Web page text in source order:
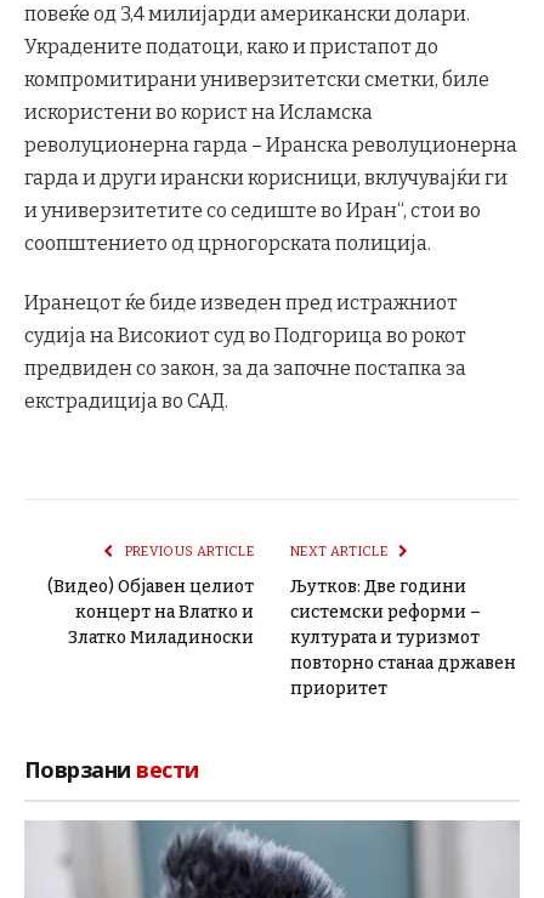
повеќе од 3,4 милијарди американски долари.
Украдените податоци, како и пристапот до
компромитирани универзитетски сметки, биле
искористени во корист на Исламска
револуционерна гарда – Иранска револуционерна
гарда и други ирански корисници, вклучувајќи ги
и универзитетите со седиште во Иран“, стои во
соопштението од црногорската полиција.
Иранецот ќе биде изведен пред истражниот
судија на Високиот суд во Подгорица во рокот
предвиден со закон, за да започне постапка за
екстрадиција во САД.
PREVIOUS ARTICLE
(Видео) Објавен целиот
концерт на Влатко и
Златко Миладиноски
NEXT ARTICLE
Љутков: Две години
системски реформи –
културата и туризмот
повторно станаа државен
приоритет
Поврзани вести